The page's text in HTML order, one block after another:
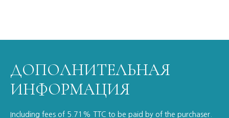
ДОПОЛНИТЕЛЬНАЯ
ИНФОРМАЦИЯ
Including fees of 5.71% TTC to be paid by of the purchaser.